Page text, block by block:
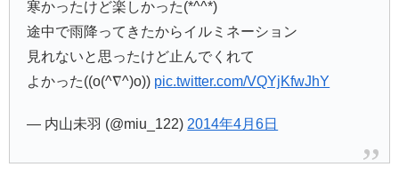
寒かったけど楽しかった(*^^*)
途中で雨降ってきたからイルミネーション
見れないと思ったけど止んでくれて
よかった((o(^∇^)o)) pic.twitter.com/VQYjKfwJhY
— 内山未羽 (@miu_122) 2014年4月6日